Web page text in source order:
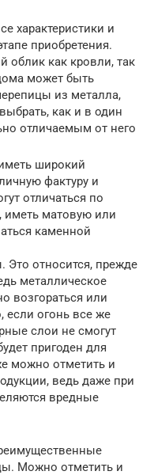
характеристики и
приобретения.
облик как кровли, так
может быть
из металла,
как и в один
отличаемым от него
широкий
фактуру и
отличаться по
матовую или
каменной
Это относится, прежде
металлическое
возгораться или
если огонь все же
слои не смогут
пригоден для
можно отметить и
ведь даже при
вредные
Можно отметить и